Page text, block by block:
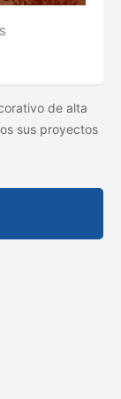
de alta
sus proyectos